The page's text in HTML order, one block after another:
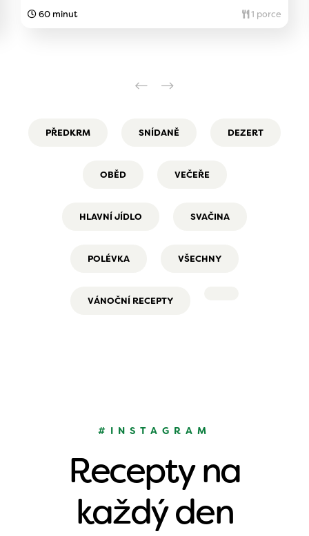
60 minut 1 porce
PŘEDKRM SNÍDANĚ DEZERT
OBĚD VEČEŘE
HLAVNÍ JÍDLO SVAČINA
POLÉVKA VŠECHNY
VÁNOČNÍ RECEPTY
#INSTAGRAM
Recepty na
každý den